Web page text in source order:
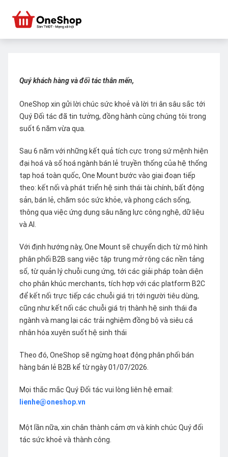
Quý khách hàng và đối tác thân mến,
OneShop xin gửi lời chúc sức khoẻ và lời tri ân sâu sắc tới
Quý Đối tác đã tin tưởng, đồng hành cùng chúng tôi trong
suốt 6 năm vừa qua.
Sau 6 năm với những kết quả tích cực trong sứ mệnh hiện
đại hoá và số hoá ngành bán lẻ truyền thống của hệ thống
tạp hoá toàn quốc, One Mount bước vào giai đoạn tiếp
theo: kết nối và phát triển hệ sinh thái tài chính, bất động
sản, bán lẻ, chăm sóc sức khỏe, và phong cách sống,
thông qua việc ứng dụng sâu năng lực công nghệ, dữ liệu
và AI.
Với định hướng này, One Mount sẽ chuyển dịch từ mô hình
phân phối B2B sang việc tập trung mở rộng các nền tảng
số, từ quản lý chuỗi cung ứng, tới các giải pháp toàn diện
cho phân khúc merchants, tích hợp với các platform B2C
để kết nối trực tiếp các chuỗi giá trị tới người tiêu dùng,
cũng như kết nối các chuỗi giá trị thành hệ sinh thái đa
ngành và mang lại các trải nghiệm đồng bộ và siêu cá
nhân hóa xuyên suốt hệ sinh thái
Theo đó, OneShop sẽ ngừng hoạt động phân phối bán
hàng bán lẻ B2B kể từ ngày 01/07/2026.
Mọi thắc mắc Quý Đối tác vui lòng liên hệ email:
lienhe@oneshop.vn
Một lần nữa, xin chân thành cảm ơn và kính chúc Quý đối
tác sức khoẻ và thành công.